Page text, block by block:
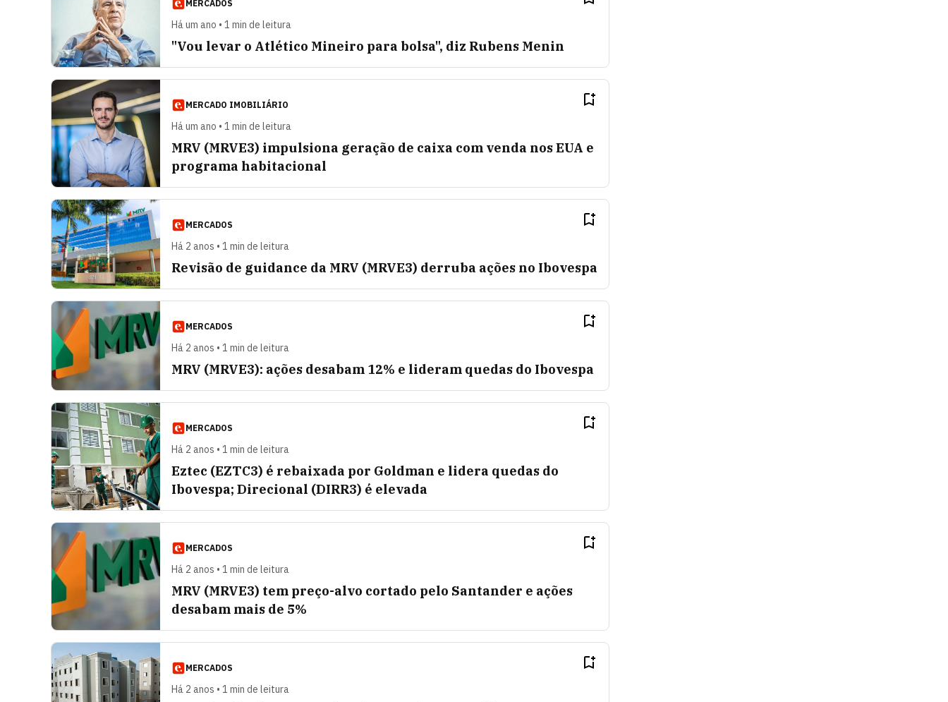
MERCADOS
Há um ano • 1 min de leitura
"Vou levar o Atlético Mineiro para bolsa", diz Rubens Menin
MERCADO IMOBILIÁRIO
Há um ano • 1 min de leitura
MRV (MRVE3) impulsiona geração de caixa com venda nos EUA e
programa habitacional
MERCADOS
Há 2 anos • 1 min de leitura
Revisão de guidance da MRV (MRVE3) derruba ações no Ibovespa
MERCADOS
Há 2 anos • 1 min de leitura
MRV (MRVE3): ações desabam 12% e lideram quedas do Ibovespa
MERCADOS
Há 2 anos • 1 min de leitura
Eztec (EZTC3) é rebaixada por Goldman e lidera quedas do
Ibovespa; Direcional (DIRR3) é elevada
MERCADOS
Há 2 anos • 1 min de leitura
MRV (MRVE3) tem preço-alvo cortado pelo Santander e ações
desabam mais de 5%
MERCADOS
Há 2 anos • 1 min de leitura